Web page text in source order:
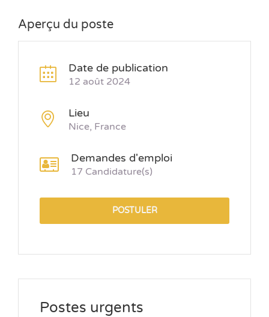
Aperçu du poste
Date de publication
12 août 2024
Lieu
Nice, France
Demandes d'emploi
17 Candidature(s)
POSTULER
Postes urgents